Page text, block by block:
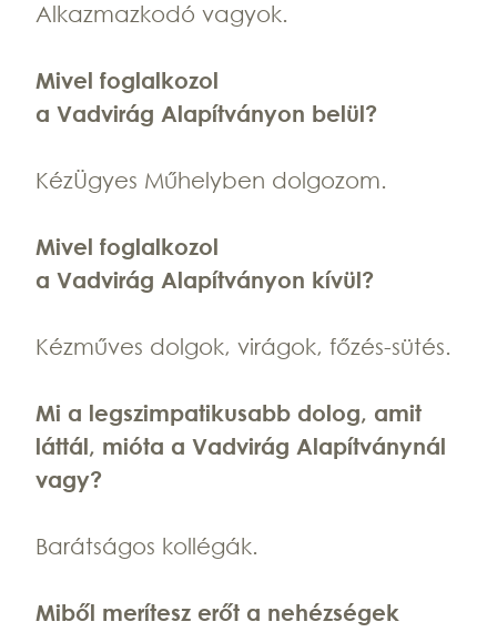
Alkazmazkodó vagyok.
Mivel foglalkozol
a Vadvirág Alapítványon belül?
KézÜgyes Műhelyben dolgozom.
Mivel foglalkozol
a Vadvirág Alapítványon kívül?
Kézműves dolgok, virágok, főzés-sütés.
Mi a legszimpatikusabb dolog, amit
láttál, mióta a Vadvirág Alapítványnál
vagy?
Barátságos kollégák.
Miből merítesz erőt a nehézségek